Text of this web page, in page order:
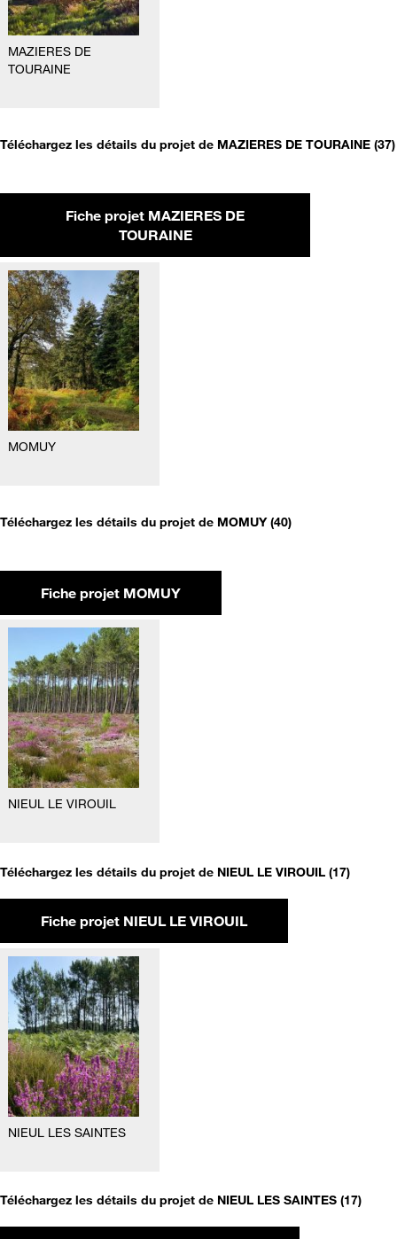
MAZIERES DE
TOURAINE
Téléchargez les détails du projet de MAZIERES DE TOURAINE (37)
Fiche projet MAZIERES DE
TOURAINE
MOMUY
Téléchargez les détails du projet de MOMUY (40)
Fiche projet MOMUY
NIEUL LE VIROUIL
Téléchargez les détails du projet de NIEUL LE VIROUIL (17)
Fiche projet NIEUL LE VIROUIL
NIEUL LES SAINTES
Téléchargez les détails du projet de NIEUL LES SAINTES (17)